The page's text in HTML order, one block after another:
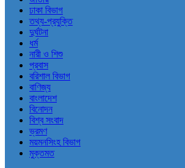
ঢাকা বিভাগ
তথ্য-প্রযুক্তি
দুর্ঘটনা
ধর্ম
নারী ও শিশু
প্রবাস
বরিশাল বিভাগ
বাণিজ্য
বাংলাদেশ
বিনোদন
বিশ্ব সংবাদ
ভ্রমণ
ময়মনসিংহ বিভাগ
মুক্তমত